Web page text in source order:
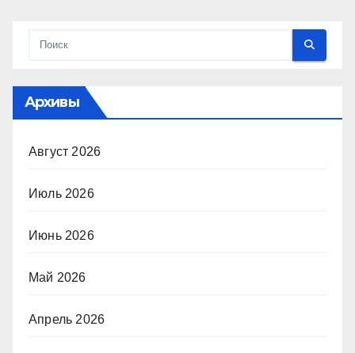
Архивы
Август 2026
Июль 2026
Июнь 2026
Май 2026
Апрель 2026